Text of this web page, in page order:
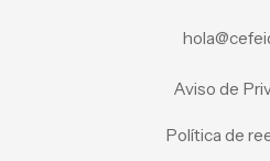
Aviso de
Política de